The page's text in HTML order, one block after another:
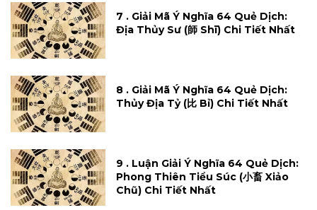
7 . Giải Mã Ý Nghĩa 64 Quẻ Dịch:
Địa Thủy Sư (師 Shī) Chi Tiết Nhất
8 . Giải Mã Ý Nghĩa 64 Quẻ Dịch:
Thủy Địa Tỷ (比 Bỉ) Chi Tiết Nhất
9 . Luận Giải Ý Nghĩa 64 Quẻ Dịch:
Phong Thiên Tiểu Súc (小畜 Xiảo
Chũ) Chi Tiết Nhất